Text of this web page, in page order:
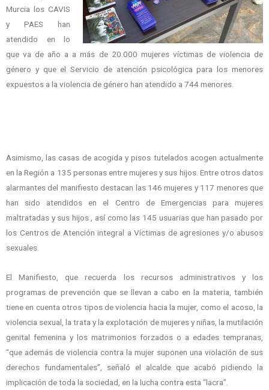
Murcia los CAVIS
y PAES han
atendido en lo
que va de año a a más de 20.000 mujeres víctimas de violencia de
género y que el Servicio de atención psicológica para los menores
expuestos a la violencia de género han atendido a 744 menores.
Asimismo, las casas de acogida y pisos tutelados acogen actualmente
en la Región a 135 personas entre mujeres y sus hijos. Entre otros datos
alarmantes del manifiesto destacan las 146 mujeres y 117 menores que
han sido atendidos en el Centro de Emergencias para mujeres
maltratadas y sus hijos , así como las 145 usuarias que han pasado por
los Centros de Atención integral a Víctimas de agresiones y/o abusos
sexuales.
El Manifiesto, que recuerda los recursos administrativos y los
programas de prevención que se llevan a cabo en la materia, también
tiene en cuenta otros tipos de violencia hacia la mujer, como el acoso, la
violencia sexual, la trata y la explotación de mujeres y niñas, la mutilación
genital femenina y los matrimonios forzados o a edades tempranas,
“que además de violencia contra la mujer suponen una violación de sus
derechos fundamentales”, señaló el alcalde que acabó pidiendo la
implicación de toda la sociedad, en la lucha contra esta “lacra”.